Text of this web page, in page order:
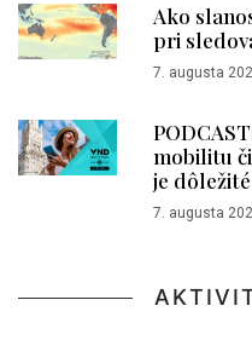
Ako
pri
7. augusta
mobilitu
je
7. augusta